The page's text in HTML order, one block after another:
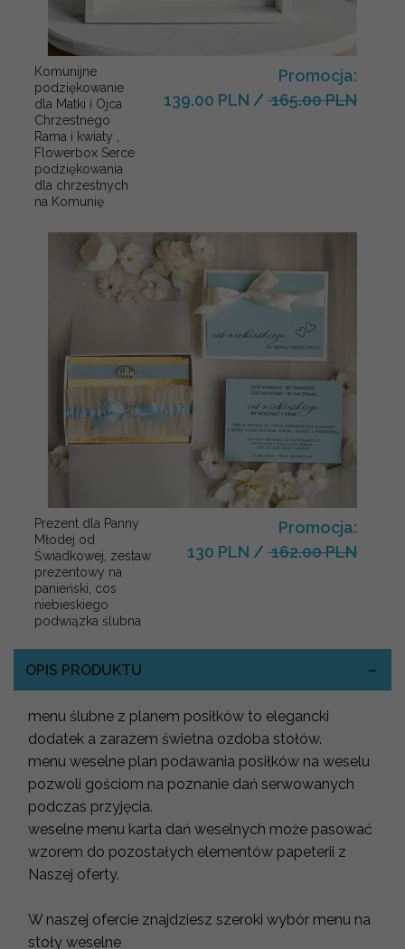
Komunijne
podziękowanie
dla Matki i Ojca
Chrzestnego
Rama i kwiaty ,
Flowerbox Serce
podziękowania
dla chrzestnych
na Komunię
Promocja:
139.00 PLN / 165.00 PLN
Prezent dla Panny
Młodej od
Świadkowej, zestaw
prezentowy na
panieński, cos
niebieskiego
podwiązka ślubna
Promocja:
130 PLN / 162.00 PLN
OPIS PRODUKTU
menu ślubne z planem posiłków to elegancki
dodatek a zarazem świetna ozdoba stołów.
menu weselne plan podawania posiłków na weselu
pozwoli gościom na poznanie dań serwowanych
podczas przyjęcia.
weselne menu karta dań weselnych może pasować
wzorem do pozostałych elementów papeterii z
Naszej oferty.
W naszej ofercie znajdziesz szeroki wybór menu na
stoły weselne